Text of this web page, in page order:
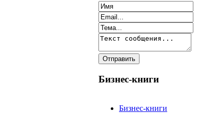
Бизнес-книги
Бизнес-книги